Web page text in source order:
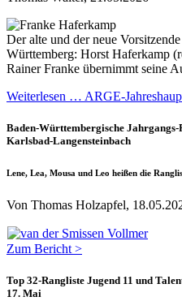
Der alte und der neue
Württemberg: Horst Haferkamp
Rainer Franke übernimmt seine
Weiterlesen … ARGE-
Baden-Württembergische
Karlsbad-Langensteinbach
Lene, Lea, Mousa und Leo heißen die
Von Thomas Holzapfel,
Zum Bericht >
Top 32-Rangliste Jugend 11 und
17. Mai